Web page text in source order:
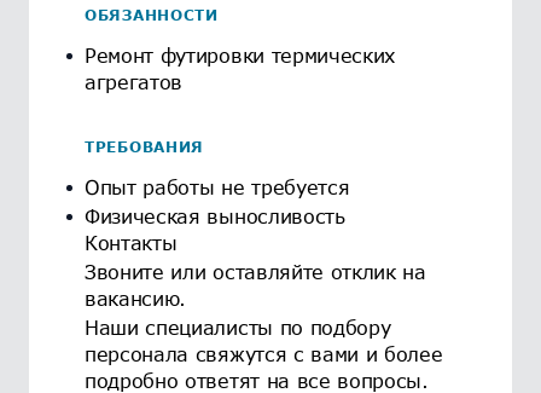
ОБЯЗАННОСТИ
Ремонт футировки термических
агрегатов
ТРЕБОВАНИЯ
Опыт работы не требуется
Физическая выносливость
Контакты
Звоните или оставляйте отклик на
вакансию.
Наши специалисты по подбору
персонала свяжутся с вами и более
подробно ответят на все вопросы.